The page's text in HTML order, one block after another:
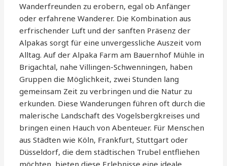
Wanderfreunden zu erobern, egal ob Anfänger
oder erfahrene Wanderer. Die Kombination aus
erfrischender Luft und der sanften Präsenz der
Alpakas sorgt für eine unvergessliche Auszeit vom
Alltag. Auf der Alpaka Farm am Bauernhof Mühle in
Brigachtal, nahe Villingen-Schwenningen, haben
Gruppen die Möglichkeit, zwei Stunden lang
gemeinsam Zeit zu verbringen und die Natur zu
erkunden. Diese Wanderungen führen oft durch die
malerische Landschaft des Vogelsbergkreises und
bringen einen Hauch von Abenteuer. Für Menschen
aus Städten wie Köln, Frankfurt, Stuttgart oder
Düsseldorf, die dem städtischen Trubel entfliehen
möchten, bieten diese Erlebnisse eine ideale